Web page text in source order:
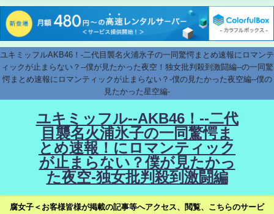
ユキミッフルAKB46！-二代目襲名火浦氷子の一同驚愕まとめ速報にロマンテ
ィックが止まらない？--僕が見たかった夜空！独女批判殺到激闘編--の一同驚
愕まとめ速報にロマンティックが止まらない？-僕の見たかった夜空編--僕の
見たかった星空編-
ユキミッフル--AKB46！--二代
目襲名火浦氷子の一同驚愕ま
とめ速報！にロマンティック
が止まらない？僕が見たかっ
た夜空-独女批判殺到激闘編
腐女子＜お客様皆様が掲載の記事等へアクセス、閲覧、こちらのサービ